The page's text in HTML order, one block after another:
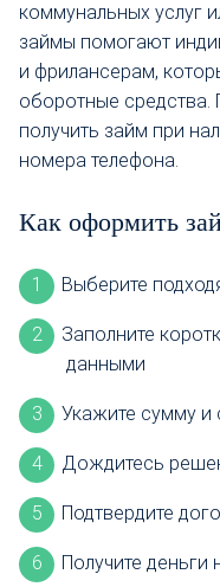
коммунальных услуг
займы помогают
и фрилансерам,
оборотные средства.
получить займ при
номера телефона.
Как оформить
Выберите
Заполните
данными
Укажите сумму и
Дождитесь
Подтвердите
Получите деньги